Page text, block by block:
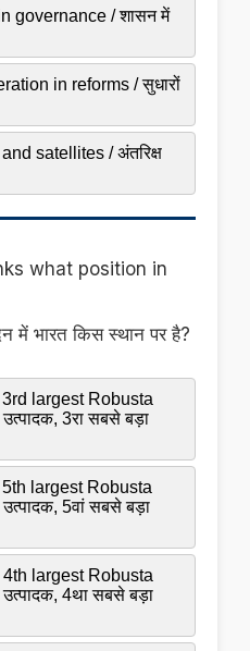
governance / शासन में
in reforms / सुधारों
satellites / अंतरिक्ष
what position in
में भारत किस स्थान पर है?
largest Robusta
3रा सबसे बड़ा
largest Robusta
5वां सबसे बड़ा
largest Robusta
4था सबसे बड़ा